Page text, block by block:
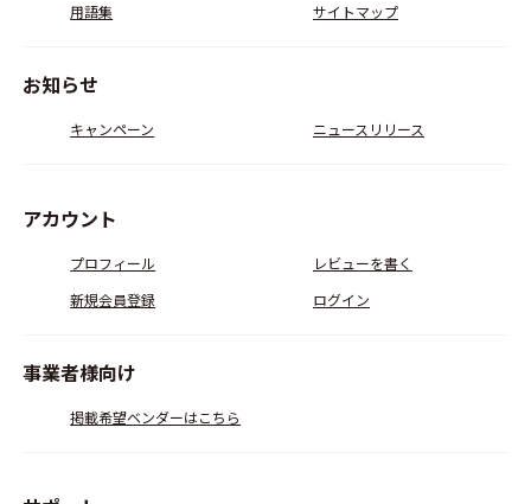
用語集
サイトマップ
お知らせ
キャンペーン ニュースリリース
アカウント
プロフィール
レビューを書く
新規会員登録
ログイン
事業者様向け
掲載希望ベンダーはこちら